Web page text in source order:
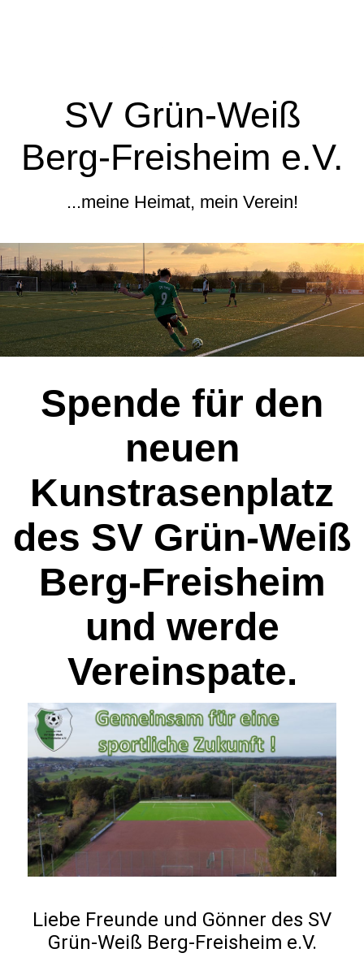
SV Grün-Weiß
Berg-Freisheim e.V.
...meine Heimat, mein Verein!
Spende für den
neuen
Kunstrasenplatz
des SV Grün-Weiß
Berg-Freisheim
und werde
Vereinspate.
Liebe Freunde und Gönner des SV
Grün-Weiß Berg-Freisheim e.V.